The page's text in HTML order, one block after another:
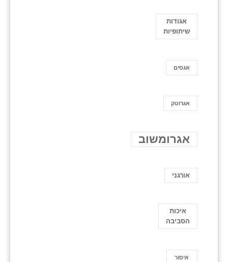
אגודות
שיתופיות
אגסים
אגרוטק
אגרומשוב
אורגני
איכות
הסביבה
איסור